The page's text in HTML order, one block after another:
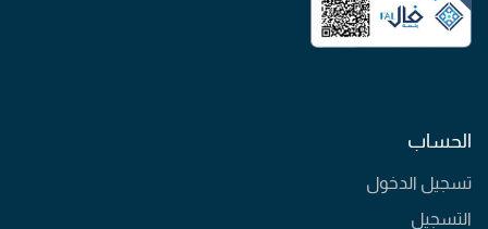
الحساب
تسجيل الدخول
التسجيل